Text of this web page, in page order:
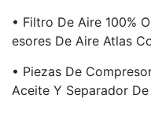
• Filtro De Aire 100%
Esores De Aire Atlas
• Piezas De
Aceite Y Separador